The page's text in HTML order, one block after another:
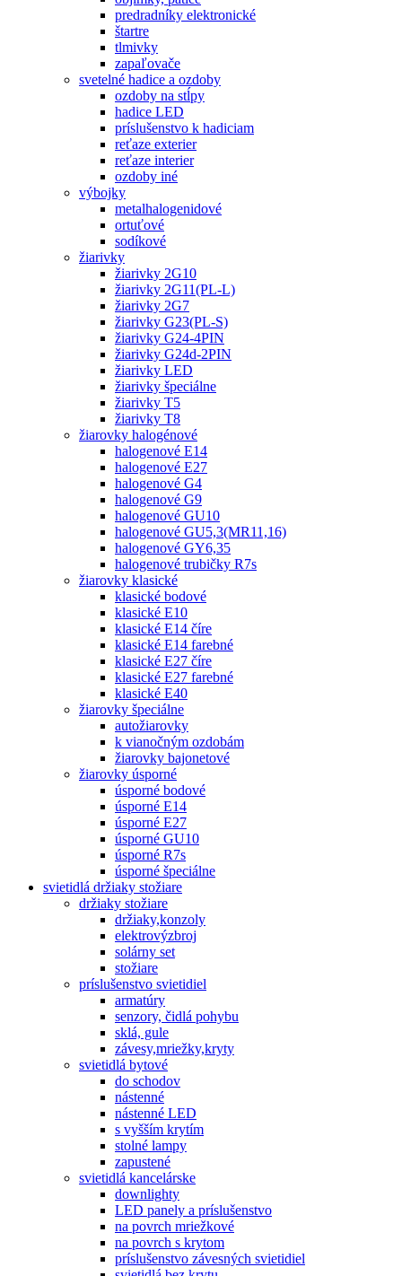
predradníky elektronické
štartre
tlmivky
zapaľovače
svetelné hadice a ozdoby
ozdoby na stĺpy
hadice LED
príslušenstvo k hadiciam
reťaze exterier
reťaze interier
ozdoby iné
výbojky
metalhalogenidové
ortuťové
sodíkové
žiarivky
žiarivky 2G10
žiarivky 2G11(PL-L)
žiarivky 2G7
žiarivky G23(PL-S)
žiarivky G24-4PIN
žiarivky G24d-2PIN
žiarivky LED
žiarivky špeciálne
žiarivky T5
žiarivky T8
žiarovky halogénové
halogenové E14
halogenové E27
halogenové G4
halogenové G9
halogenové GU10
halogenové GU5,3(MR11,16)
halogenové GY6,35
halogenové trubičky R7s
žiarovky klasické
klasické bodové
klasické E10
klasické E14 číre
klasické E14 farebné
klasické E27 číre
klasické E27 farebné
klasické E40
žiarovky špeciálne
autožiarovky
k vianočným ozdobám
žiarovky bajonetové
žiarovky úsporné
úsporné bodové
úsporné E14
úsporné E27
úsporné GU10
úsporné R7s
úsporné špeciálne
svietidlá držiaky stožiare
držiaky stožiare
držiaky,konzoly
elektrovýzbroj
solárny set
stožiare
príslušenstvo svietidiel
armatúry
senzory, čidlá pohybu
sklá, gule
závesy,mriežky,kryty
svietidlá bytové
do schodov
nástenné
nástenné LED
s vyšším krytím
stolné lampy
zapustené
svietidlá kancelárske
downlighty
LED panely a príslušenstvo
na povrch mriežkové
na povrch s krytom
príslušenstvo závesných svietidiel